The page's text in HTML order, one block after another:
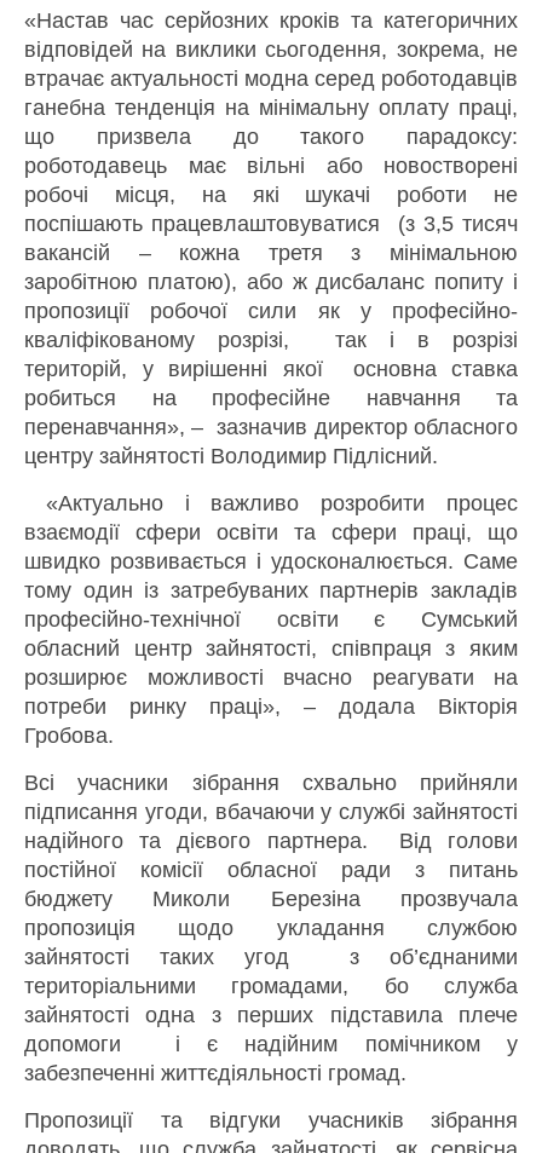
«Настав час серйозних кроків та категоричних
відповідей на виклики сьогодення, зокрема, не
втрачає актуальності модна серед роботодавців
ганебна тенденція на мінімальну оплату праці,
що призвела до такого парадоксу:
роботодавець має вільні або новостворені
робочі місця, на які шукачі роботи не
поспішають працевлаштовуватися (з 3,5 тисяч
вакансій – кожна третя з мінімальною
заробітною платою), або ж дисбаланс попиту і
пропозиції робочої сили як у професійно-
кваліфікованому розрізі, так і в розрізі
територій, у вирішенні якої основна ставка
робиться на професійне навчання та
перенавчання», – зазначив директор обласного
центру зайнятості Володимир Підлісний.
«Актуально і важливо розробити процес
взаємодії сфери освіти та сфери праці, що
швидко розвивається і удосконалюється. Саме
тому один із затребуваних партнерів закладів
професійно-технічної освіти є Сумський
обласний центр зайнятості, співпраця з яким
розширює можливості вчасно реагувати на
потреби ринку праці», – додала Вікторія
Гробова.
Всі учасники зібрання схвально прийняли
підписання угоди, вбачаючи у службі зайнятості
надійного та дієвого партнера. Від голови
постійної комісії обласної ради з питань
бюджету Миколи Березіна прозвучала
пропозиція щодо укладання службою
зайнятості таких угод з об’єднаними
територіальними громадами, бо служба
зайнятості одна з перших підставила плече
допомоги і є надійним помічником у
забезпеченні життєдіяльності громад.
Пропозиції та відгуки учасників зібрання